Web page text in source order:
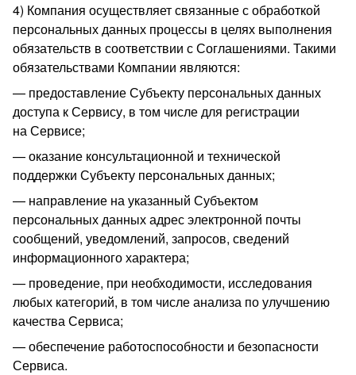
4) Компания осуществляет связанные с обработкой
персональных данных процессы в целях выполнения
обязательств в соответствии с Соглашениями. Такими
обязательствами Компании являются:
предоставление Субъекту персональных данных
доступа к Сервису, в том числе для регистрации
на Сервисе;
оказание консультационной и технической
поддержки Субъекту персональных данных;
направление на указанный Субъектом
персональных данных адрес электронной почты
сообщений, уведомлений, запросов, сведений
информационного характера;
проведение, при необходимости, исследования
любых категорий, в том числе анализа по улучшению
качества Сервиса;
обеспечение работоспособности и безопасности
Сервиса.